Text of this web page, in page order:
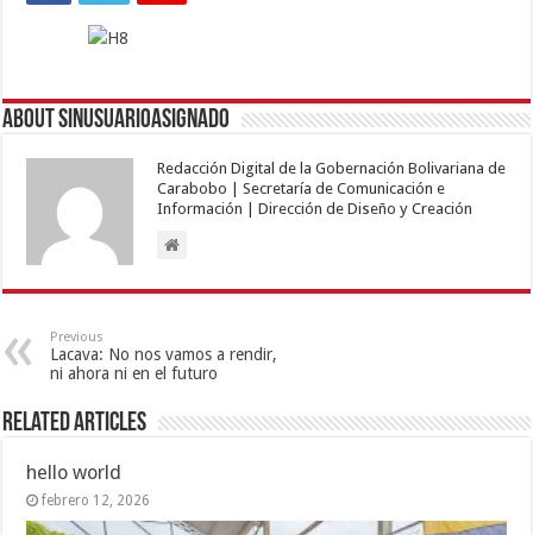
About sinusuarioasignado
Redacción Digital de la Gobernación Bolivariana de
Carabobo | Secretaría de Comunicación e
Información | Dirección de Diseño y Creación
Previous
Lacava: No nos vamos a rendir,
ni ahora ni en el futuro
Related Articles
hello world
febrero 12, 2026